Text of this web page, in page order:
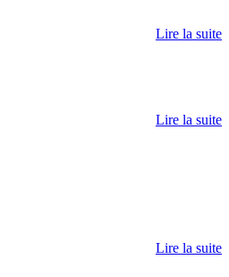
Lire la suite
Lire la suite
Lire la suite